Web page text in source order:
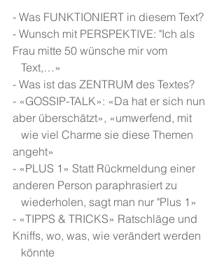
- Was FUNKTIONIERT in diesem Text?
- Wunsch mit PERSPEKTIVE: "Ich als
Frau mitte 50 wünsche mir vom
   Text,…»
- Was ist das ZENTRUM des Textes?
- «GOSSIP-TALK»: «Da hat er sich nun
aber überschätzt», «umwerfend, mit
angeht»
- «PLUS 1» Statt Rückmeldung einer
anderen Person paraphrasiert zu
   wiederholen, sagt man nur "Plus 1»
- «TIPPS & TRICKS» Ratschläge und
Kniffs, wo, was, wie verändert werden
   könnte